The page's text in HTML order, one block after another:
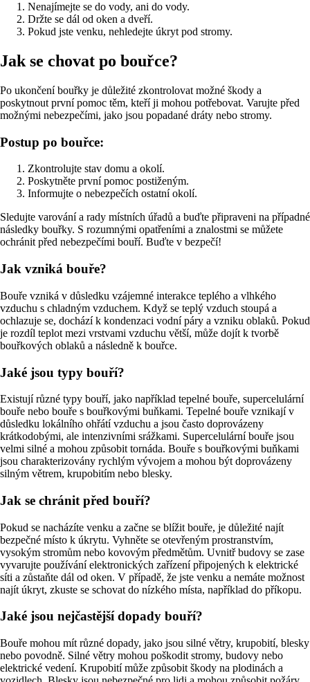
Nenajímejte se do vody, ani do vody.
Držte se dál od oken a dveří.
Pokud jste venku, nehledejte úkryt pod stromy.
Jak se chovat po bouřce?
Po ukončení bouřky je důležité zkontrolovat možné škody a
poskytnout první pomoc těm, kteří ji mohou potřebovat. Varujte před
možnými nebezpečími, jako jsou popadané dráty nebo stromy.
Postup po bouřce:
Zkontrolujte stav domu a okolí.
Poskytněte první pomoc postiženým.
Informujte o nebezpečích ostatní okolí.
Sledujte varování a rady místních úřadů a buďte připraveni na případné
následky bouřky. S rozumnými opatřeními a znalostmi se můžete
ochránit před nebezpečími bouří. Buďte v bezpečí!
Jak vzniká bouře?
Bouře vzniká v důsledku vzájemné interakce teplého a vlhkého
vzduchu s chladným vzduchem. Když se teplý vzduch stoupá a
ochlazuje se, dochází k kondenzaci vodní páry a vzniku oblaků. Pokud
je rozdíl teplot mezi vrstvami vzduchu větší, může dojít k tvorbě
bouřkových oblaků a následně k bouřce.
Jaké jsou typy bouří?
Existují různé typy bouří, jako například tepelné bouře, supercelulární
bouře nebo bouře s bouřkovými buňkami. Tepelné bouře vznikají v
důsledku lokálního ohřátí vzduchu a jsou často doprovázeny
krátkodobými, ale intenzivními srážkami. Supercelulární bouře jsou
velmi silné a mohou způsobit tornáda. Bouře s bouřkovými buňkami
jsou charakterizovány rychlým vývojem a mohou být doprovázeny
silným větrem, krupobitím nebo blesky.
Jak se chránit před bouří?
Pokud se nacházíte venku a začne se blížit bouře, je důležité najít
bezpečné místo k úkrytu. Vyhněte se otevřeným prostranstvím,
vysokým stromům nebo kovovým předmětům. Uvnitř budovy se zase
vyvarujte používání elektronických zařízení připojených k elektrické
síti a zůstaňte dál od oken. V případě, že jste venku a nemáte možnost
najít úkryt, zkuste se schovat do nízkého místa, například do příkopu.
Jaké jsou nejčastější dopady bouří?
Bouře mohou mít různé dopady, jako jsou silné větry, krupobití, blesky
nebo povodně. Silné větry mohou poškodit stromy, budovy nebo
elektrické vedení. Krupobití může způsobit škody na plodinách a